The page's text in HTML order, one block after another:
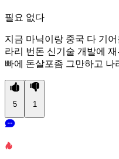
필요 없다
지금 마닉이랑 중국 다 기
라리 번돈 신기술 개발에
빠에 돈살포좀 그만하고 나
5 1